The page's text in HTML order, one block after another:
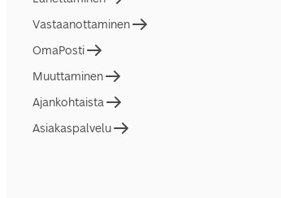
Vastaanottaminen
OmaPosti
Muuttaminen
Ajankohtaista
Asiakaspalvelu